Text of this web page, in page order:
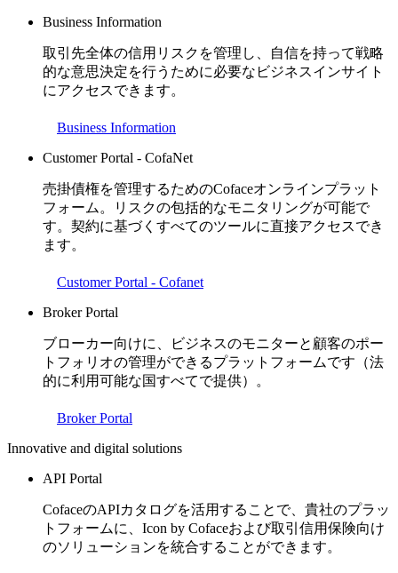
Business Information
取引先全体の信用リスクを管理し、自信を持って戦略
的な意思決定を行うために必要なビジネスインサイト
にアクセスできます。
Business Information
Customer Portal - CofaNet
売掛債権を管理するためのCofaceオンラインプラット
フォーム。リスクの包括的なモニタリングが可能で
す。契約に基づくすべてのツールに直接アクセスでき
ます。
Customer Portal - Cofanet
Broker Portal
ブローカー向けに、ビジネスのモニターと顧客のポー
トフォリオの管理ができるプラットフォームです（法
的に利用可能な国すべてで提供）。
Broker Portal
Innovative and digital solutions
API Portal
CofaceのAPIカタログを活用することで、貴社のプラッ
トフォームに、Icon by Cofaceおよび取引信用保険向け
のソリューションを統合することができます。